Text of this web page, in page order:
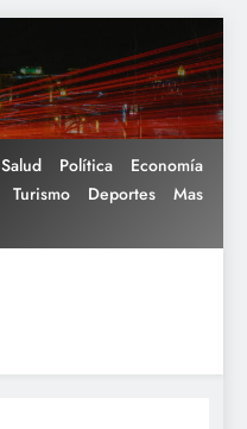
Salud Política
Economía
Turismo Deportes Mas